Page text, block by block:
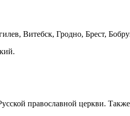
Витебск, Гродно, Брест,
православной церкви.